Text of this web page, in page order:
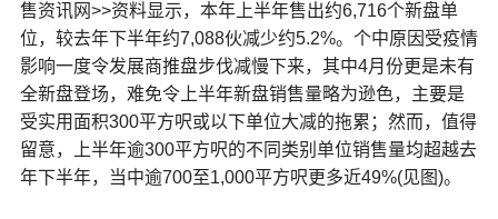
售资讯网>>资料显示，本年上半年售出约6,716个新盘单
位，较去年下半年约7,088伙减少约5.2%。个中原因受疫情
影响一度令发展商推盘步伐减慢下来，其中4月份更是未有
全新盘登场，难免令上半年新盘销售量略为逊色，主要是
受实用面积300平方呎或以下单位大减的拖累；然而，值得
留意，上半年逾300平方呎的不同类别单位销售量均超越去
年下半年，当中逾700至1,000平方呎更多近49%(见图)。